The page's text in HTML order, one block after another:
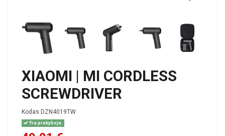
XIAOMI | MI CORDLESS
SCREWDRIVER
Kodas DZN4019TW
Yra prekyboje.